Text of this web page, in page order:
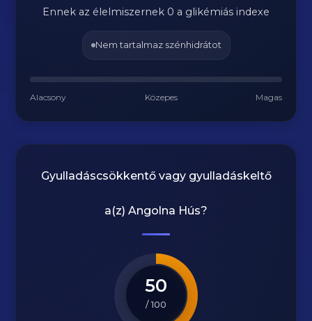
Ennek az élelmiszernek 0 a glikémiás indexe
Nem tartalmaz szénhidrátot
Alacsony Közepes Magas
Gyulladáscsökkentő vagy gyulladáskeltő
a(z) Angolna Hús?
50
/ 100